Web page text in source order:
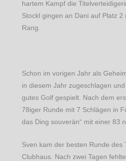
hartem Kampf die
Stockl gingen an Dani auf Platz
Rang.
Schon im vorigen Jahr als
in diesem Jahr zugeschlagen
gutes Golf gespielt. Nach dem
78iger Runde mit 7 Schlägen in
das Ding souverän“ mit einer 83
Sven kam der besten Runde des
Clubhaus. Nach zwei Tagen